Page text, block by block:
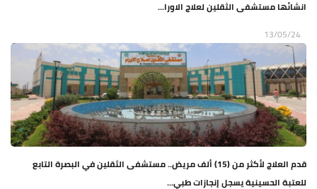
انشائها مستشفى الثقلين لعلاج الاورا...
13/05/24
قدم العلاج لأكثر من (15) ألف مريض.. مستشفى الثقلين في البصرة التابع
للعتبة الحسينية يسجل إنجازات طبي...